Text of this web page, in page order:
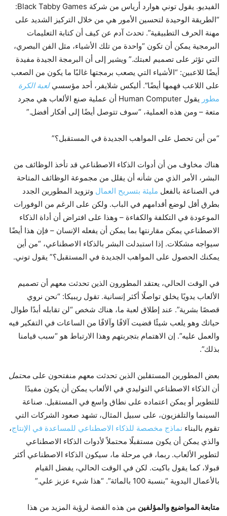
الفيديو. يقول توني هوارد أرياس من شركة Black Tabby Games:
“الطريقة الوحيدة لتحسين الأمور هي من خلال التركيز الشديد على
مهنة الحرف التطبيقية”. تحدث آدم عن كيف أن كتابة التعليمات
البرمجية يمكن أن تكون “واحدة من تلك الأشياء، مثل الفن البصري،
التي تؤثر على تصميم لعبتك.” ويشير إلى أن البرمجة الجيدة مفيدة
أيضًا للاعبين: “الأشياء التي يصعب برمجتها غالبًا ما يكون من الصعب
على اللاعب فهمها أيضًا”. أليكس شلايفر، أحد مؤسسيلعبة الكرة
مطور
يقول Human Computer أن عملية صنع الألعاب هي مجرد
متعة – ومن هذه العملية، “سوف تتوصل أيضًا إلى أفكار أفضل.”
“من أين تحصل على المواهب الجديدة في المستقبل؟”
هناك مخاوف من أن أدوات الذكاء الاصطناعي قد تأخذ الوظائف من
البشر، الأمر الذي من شأنه أن يقلل من مجموعة الوظائف المتاحة
في الصناعة بالفعل مليئة بتسريح العمال وتزويد المطورين الجدد
بطرق أقل لوضع أقدامهم في الباب. ولكن على الرغم من الوفورات
الموعودة في التكلفة والكفاءة – وهذا على افتراض أن أداة الذكاء
الاصطناعي يمكن مقارنتها بما يمكن أن يفعله الإنسان – فإن هذا أيضًا
سيواجه مشكلات. إذا استبدلت البشر بالذكاء الاصطناعي، “من أين
يمكنك الحصول على المواهب الجديدة في المستقبل؟” يقول توني.
في الوقت الحالي، يعتقد المطورون الذين تحدثت معهم أن تصميم
الألعاب يدويًا يخلق تواصلًا أكثر إنسانية. تقول ريبيكا: “نحن نروي
قصصًا بشرية”. عند إطلاق لعبة ما، هناك شخص “لن تقابله أبدًا طوال
حياتك وهو يلعب شيئًا قضيت آلافًا وآلافًا من الساعات في التفكير فيه
والعمل عليه”. إن الاهتمام بتجربتهم وهذا الارتباط هو “سبب قيامنا
بذلك”.
بعض المطورين المستقلين الذين تحدثت معهم منفتحون على محتمل
أن الذكاء الاصطناعي التوليدي في الألعاب يمكن أن يكون مفيدًا
للتطوير أو يمكن اعتماده على نطاق واسع في المستقبل. صناعة
السينما والتلفزيون، على سبيل المثال، تشهد صعود الشركات التي
تقوم بالبناء نماذج مخصصة للذكاء الاصطناعي للمساعدة في الإنتاج،
والذي يمكن أن يكون مستقبلًا محتملاً لأدوات الذكاء الاصطناعي
لتطوير الألعاب. ربما، في مرحلة ما، سيكون الذكاء الاصطناعي أكثر
قبولا، كما يقول باكيت. لكن في الوقت الحالي، يفضل القيام
بالأعمال اليدوية “بنسبة 100 بالمائة”. “هذا شيء عزيز علي.”
متابعة المواضيع والمؤلفين من هذه القصة لرؤية المزيد من هذا